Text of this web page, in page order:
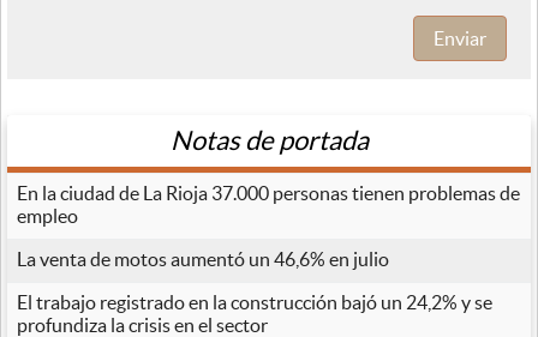
Enviar
Notas de portada
En la ciudad de La Rioja 37.000 personas tienen problemas de
empleo
La venta de motos aumentó un 46,6% en julio
El trabajo registrado en la construcción bajó un 24,2% y se
profundiza la crisis en el sector